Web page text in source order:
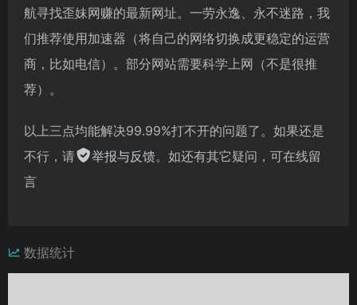
航寻找歪妹网赚的最新网址。一劳永逸、永不迷路，我
们推荐使用加速器（将自己的网络切换成更稳定的运营
商，比如电信）。部分网站需要科学上网（不是很推
荐）。
以上三点均能解决99.99%打不开的问题了。如果还是
不行，请
举报与反馈。如还有其它疑问，可在线留
言
数据统计